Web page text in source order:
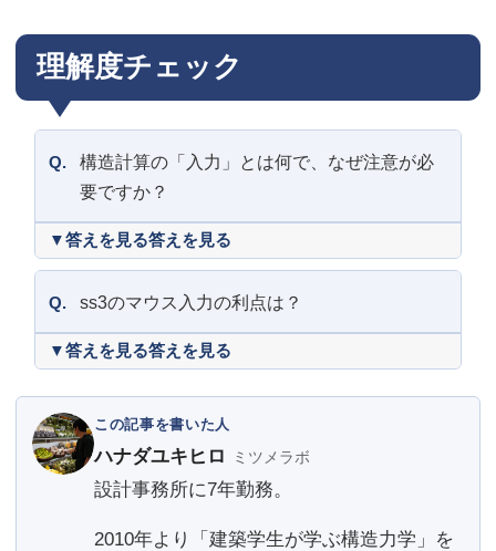
理解度チェック
Q.
構造計算の「入力」とは何で、なぜ注意が必
要ですか？
答えを見る
Q. ss3のマウス入力の利点は？
答えを見る
この記事を書いた人
ハナダユキヒロ ミツメラボ
設計事務所に7年勤務。
2010年より「建築学生が学ぶ構造力学」を